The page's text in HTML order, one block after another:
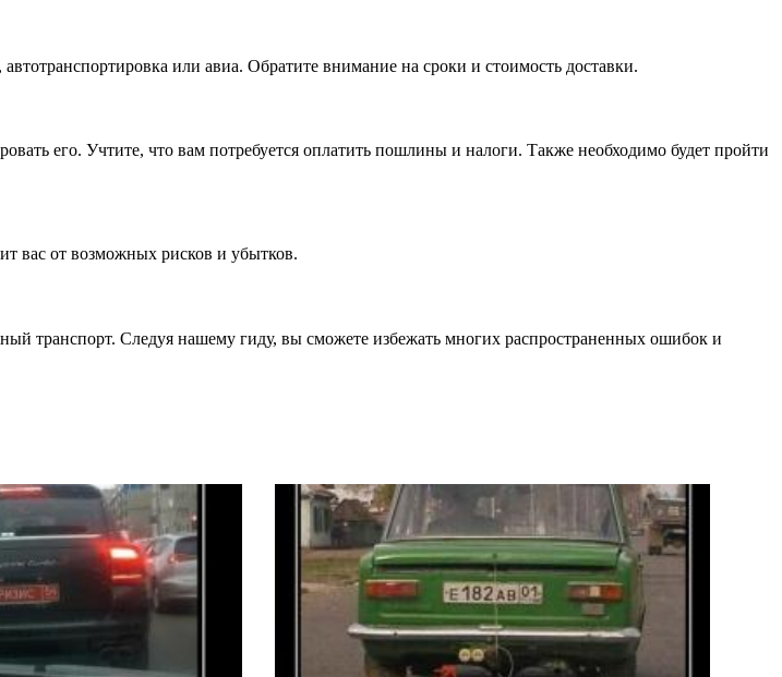
или авиа. Обратите внимание на сроки и стоимость доставки.
его. Учтите, что вам потребуется оплатить пошлины и налоги. Также необходимо будет пройти
вас от возможных рисков и убытков.
транспорт. Следуя нашему гиду, вы сможете избежать многих распространенных ошибок и